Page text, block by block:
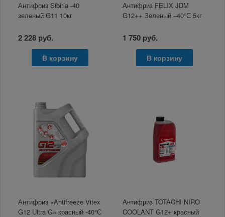
Антифриз Sibiria -40
зеленый G11 10кг
2 228 руб.
В корзину
Антифриз FELIX JDM
G12++ Зеленый –40°С 5кг
1 750 руб.
В корзину
Антифриз «Antifreeze Vitex
G12 Ultra G» красный -40°С
Антифриз TOTACHI NIRO
COOLANT G12+ красный